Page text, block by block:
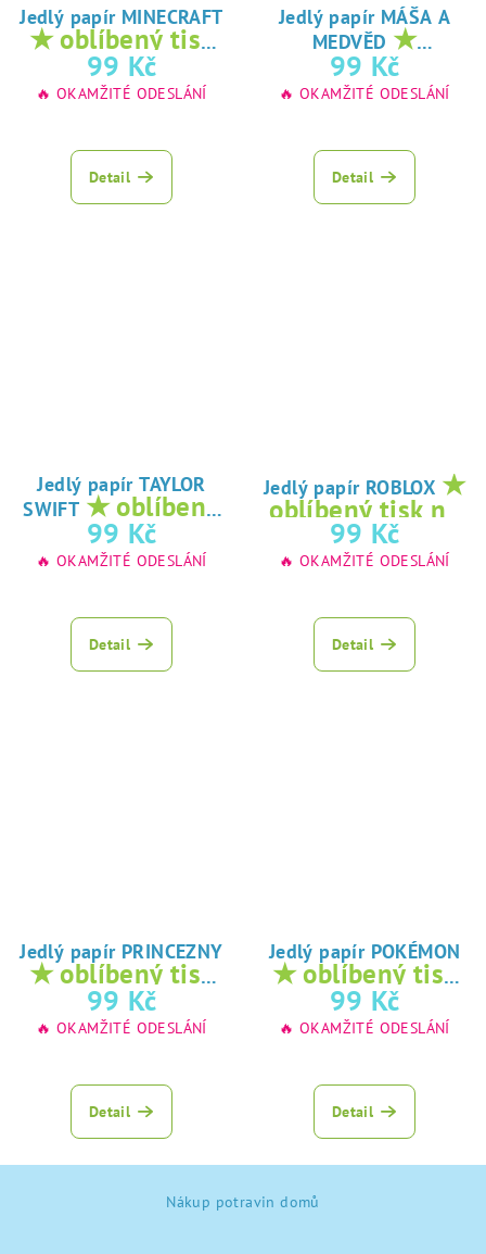
Jedlý papír MINECRAFT
★ oblíbený tisk
na jedlý papír
99 Kč
🔥 OKAMŽITÉ ODESLÁNÍ
Detail
Jedlý papír MÁŠA A
MEDVĚD ★
oblíbený tisk na
jedlý papír
99 Kč
🔥 OKAMŽITÉ ODESLÁNÍ
Detail
Jedlý papír TAYLOR
SWIFT ★ oblíbený
tisk na jedlý
papír
99 Kč
🔥 OKAMŽITÉ ODESLÁNÍ
Detail
Jedlý papír ROBLOX ★
oblíbený tisk na
jedlý papír
99 Kč
🔥 OKAMŽITÉ ODESLÁNÍ
Detail
Jedlý papír PRINCEZNY
★ oblíbený tisk
na jedlý papír
99 Kč
🔥 OKAMŽITÉ ODESLÁNÍ
Detail
Jedlý papír POKÉMON
★ oblíbený tisk
na jedlý papír
99 Kč
🔥 OKAMŽITÉ ODESLÁNÍ
Detail
Nákup potravin domů